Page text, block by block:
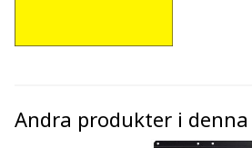
Andra produkter i